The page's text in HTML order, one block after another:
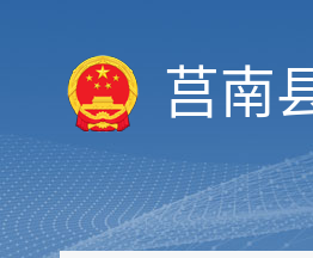
莒南
财政信息
行政权力
价格与收费
优化服务